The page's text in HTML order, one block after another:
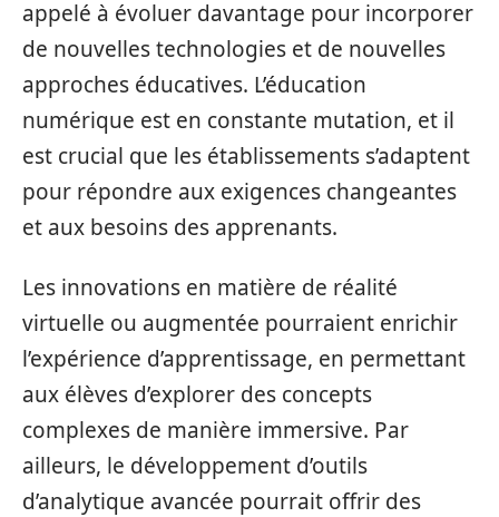
appelé à évoluer davantage pour incorporer
de nouvelles technologies et de nouvelles
approches éducatives. L’éducation
numérique est en constante mutation, et il
est crucial que les établissements s’adaptent
pour répondre aux exigences changeantes
et aux besoins des apprenants.
Les innovations en matière de réalité
virtuelle ou augmentée pourraient enrichir
l’expérience d’apprentissage, en permettant
aux élèves d’explorer des concepts
complexes de manière immersive. Par
ailleurs, le développement d’outils
d’analytique avancée pourrait offrir des